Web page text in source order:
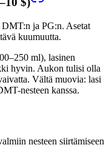
DMT:n ja PG:n. Asetat
kuumuutta.
ml), lasinen
hyvin. Aukon tulisi olla
Vältä muovia: lasi
nesteen kanssa.
nesteen siirtämiseen